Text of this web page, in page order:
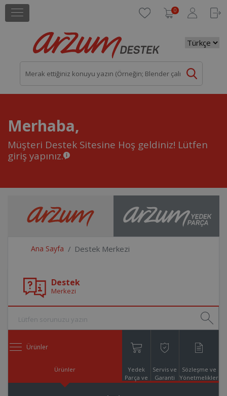
0
Merhaba,
Müşteri Destek Sitesine Hoş geldiniz! Lütfen
giriş yapınız.
Ana Sayfa Destek Merkezi
Destek
Merkezi
Ürünler
Ürünler
Yedek
Parça ve
Servis ve
Garanti
Sözleşme ve
Yönetmelikler